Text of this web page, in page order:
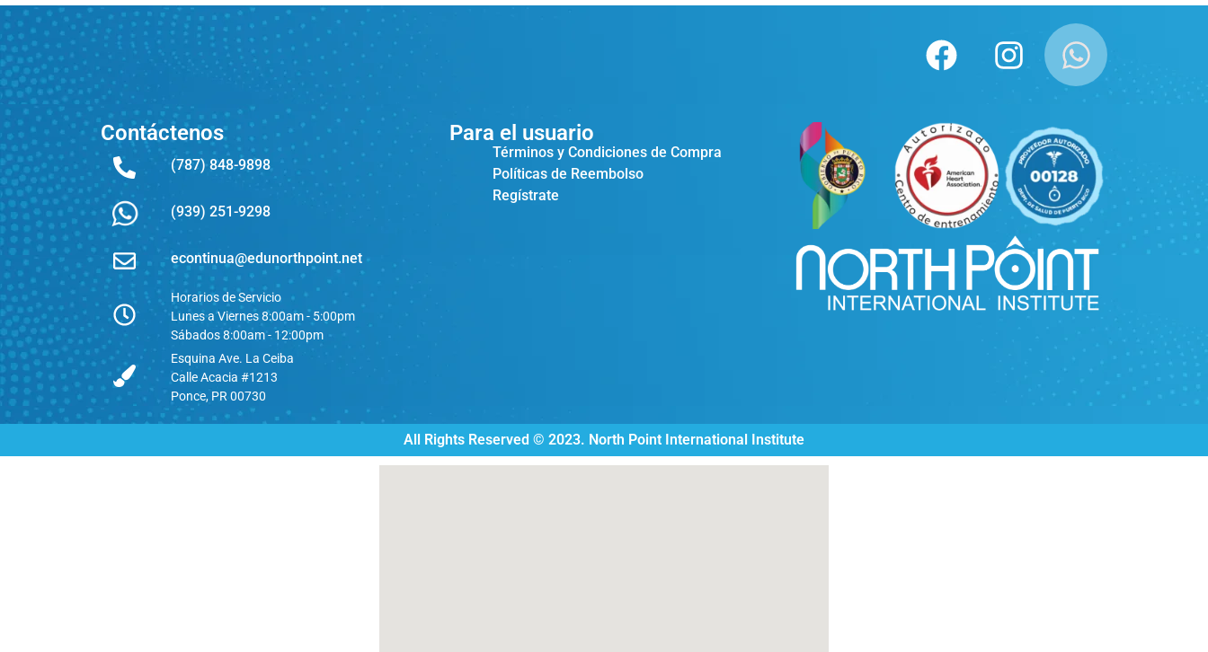
Contáctenos
(787) 848-9898
(939) 251-9298
econtinua@edunorthpoint.net
Horarios de Servicio
Lunes a Viernes 8:00am - 5:00pm
Sábados 8:00am - 12:00pm
Esquina Ave. La Ceiba
Calle Acacia #1213
Ponce, PR 00730
Para el usuario
Términos y Condiciones de Compra
Políticas de Reembolso
Regístrate
All Rights Reserved © 2023. North Point International Institute